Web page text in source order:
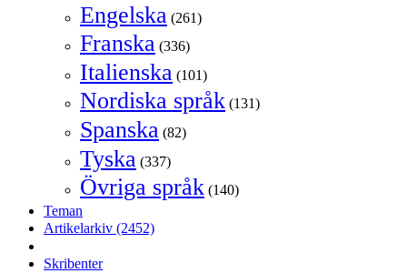
Engelska (261)
Franska (336)
Italienska (101)
Nordiska språk (131)
Spanska (82)
Tyska (337)
Övriga språk (140)
Teman
Artikelarkiv (2452)
Skribenter